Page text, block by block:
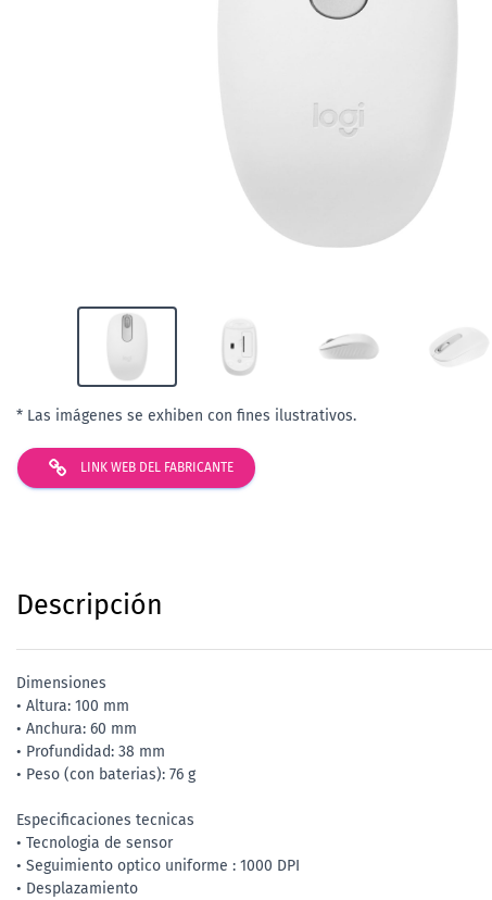
* Las imágenes se exhiben con fines ilustrativos.
LINK WEB DEL FABRICANTE
Descripción
Dimensiones
• Altura: 100 mm
• Anchura: 60 mm
• Profundidad: 38 mm
• Peso (con baterias): 76 g
Especificaciones tecnicas
• Tecnologia de sensor
• Seguimiento optico uniforme : 1000 DPI
• Desplazamiento